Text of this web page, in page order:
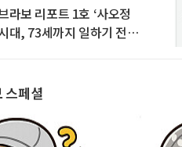
라보 리포트 1호 ‘사오정
대, 73세까지 일하기 전략’
스페셜